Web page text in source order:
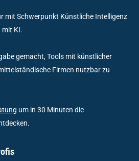
mit Schwerpunkt Künstliche Intelligenz
mit KI.
gemacht, Tools mit künstlicher
Firmen nutzbar zu
um in 30 Minuten die